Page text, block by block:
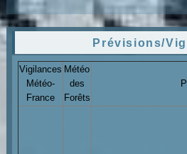
Prévisions/
Vigilances
Météo-
France
Météo
des
Forêts